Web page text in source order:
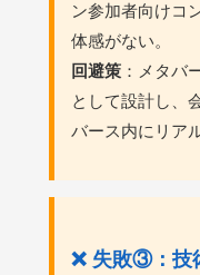
ン参加者向けコ
体感がない。
回避策 ：メタバ
として設計し、
バース内にリア
❌ 失敗③：技